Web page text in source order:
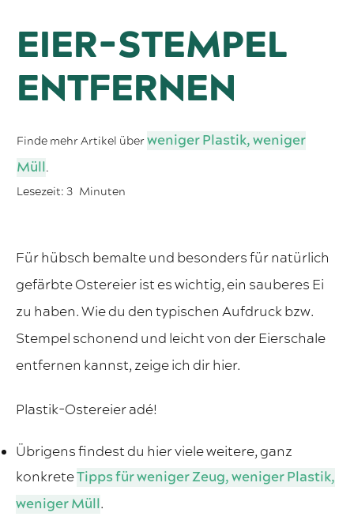
EIER-STEMPEL
ENTFERNEN
Finde mehr Artikel überweniger Plastik, weniger
Müll.
Lesezeit: 3 Minuten
Für hübsch bemalte und besonders für natürlich
gefärbte Ostereier ist es wichtig, ein sauberes Ei
zu haben. Wie du den typischen Aufdruck bzw.
Stempel schonend und leicht von der Eierschale
entfernen kannst, zeige ich dir hier.
Plastik-Ostereier adé!
Übrigens findest du hier viele weitere, ganz
konkreteTipps für weniger Zeug, weniger Plastik,
weniger Müll.